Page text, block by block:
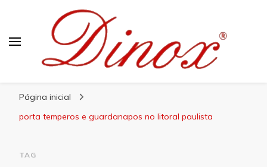
Página inicial
porta temperos e guardanapos no litoral paulista
TAG